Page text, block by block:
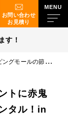
お問い合わせ
お見積り
す！
に赤鬼のエアランド（ふわふわ）をレンタル！in神奈川県茅ヶ崎市
トに赤鬼
タル！in